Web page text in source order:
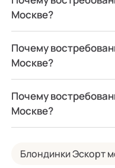
Москве?
Почему
Москве?
Почему
Москве?
Блондинки Эскорт